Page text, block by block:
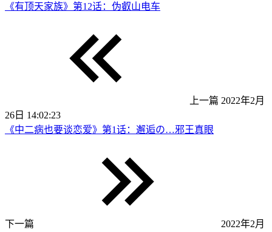
《有顶天家族》第12话：伪叡山电车
上一篇 2022年2月
26日 14:02:23
《中二病也要谈恋爱》第1话：邂逅の…邪王真眼
下一篇
2022年2月